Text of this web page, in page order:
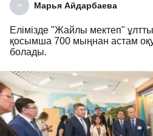
Марья Айдарбаева
Елімізде "Жайлы мектеп"
қосымша 700 мыңнан астам
болады.